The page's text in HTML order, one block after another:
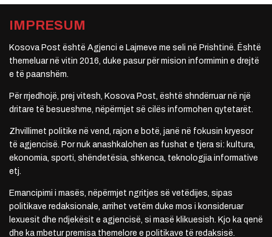
IMPRESUM
Kosova Post është Agjenci e Lajmeve me seli në Prishtinë. Është
themeluar në vitin 2016, duke pasur për mision informimin e drejtë
e të paanshëm.
Për rrjedhojë, prej vitesh, Kosova Post, është shndërruar në një
dritare të besueshme, nëpërmjet së cilës informohen qytetarët.
Zhvillimet politike në vend, rajon e botë, janë në fokusin kryesor
të agjencisë. Por nuk anashkalohen as fushat e tjera si: kultura,
ekonomia, sporti, shëndetësia, shkenca, teknologjia informative
etj.
Emancipimi i masës, nëpërmjet ngritjes së vetëdijes, sipas
politikave redaksionale, arrihet vetëm duke mos i konsideruar
lexuesit dhe ndjekësit e agjencisë, si masë klikuesish. Kjo ka qenë
dhe ka mbetur premisa themelore e politikave të redaksisë.